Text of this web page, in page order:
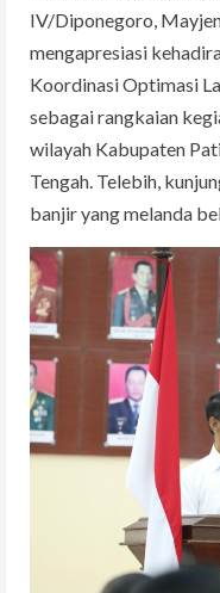
IV/Diponegoro, Mayjen
mengapresiasi
Koordinasi Optimasi
sebagai rangkaian
wilayah Kabupaten
Tengah. Telebih,
banjir yang melanda